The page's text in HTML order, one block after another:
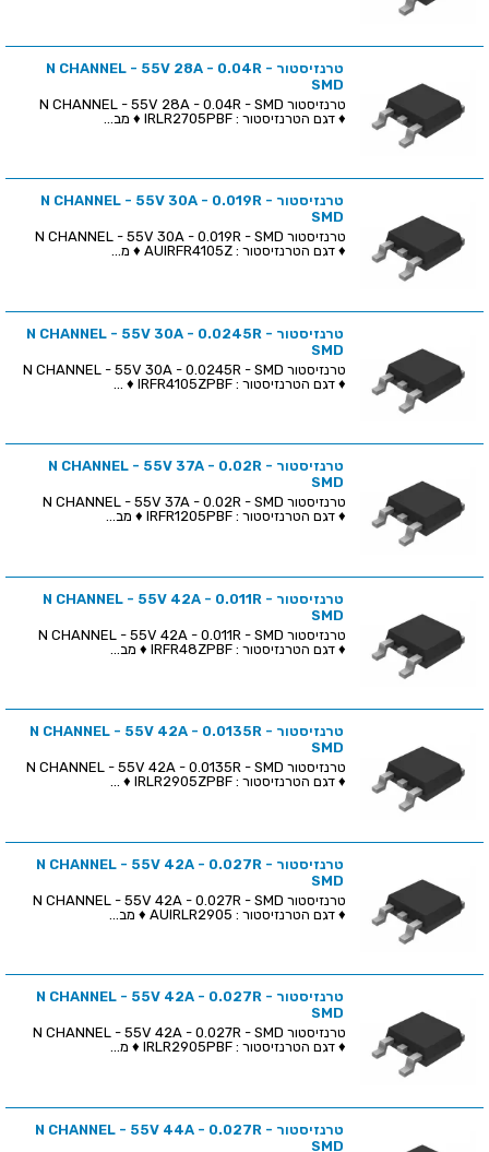
טרנזיסטור N CHANNEL - 55V 28A - 0.04R -
SMD
♦ דגם הטרנזיסטור : IRLR2705PBF ♦ מב...
טרנזיסטור N CHANNEL - 55V 30A - 0.019R -
SMD
♦ דגם הטרנזיסטור : AUIRFR4105Z ♦ מ...
טרנזיסטור N CHANNEL - 55V 30A - 0.0245R -
SMD
♦ דגם הטרנזיסטור : IRFR4105ZPBF ♦ ...
טרנזיסטור N CHANNEL - 55V 37A - 0.02R -
SMD
♦ דגם הטרנזיסטור : IRFR1205PBF ♦ מב...
טרנזיסטור N CHANNEL - 55V 42A - 0.011R -
SMD
♦ דגם הטרנזיסטור : IRFR48ZPBF ♦ מב...
טרנזיסטור N CHANNEL - 55V 42A - 0.0135R -
SMD
♦ דגם הטרנזיסטור : IRLR2905ZPBF ♦ ...
טרנזיסטור N CHANNEL - 55V 42A - 0.027R -
SMD
♦ דגם הטרנזיסטור : AUIRLR2905 ♦ מב...
טרנזיסטור N CHANNEL - 55V 42A - 0.027R -
SMD
♦ דגם הטרנזיסטור : IRLR2905PBF ♦ מ...
טרנזיסטור N CHANNEL - 55V 44A - 0.027R -
SMD